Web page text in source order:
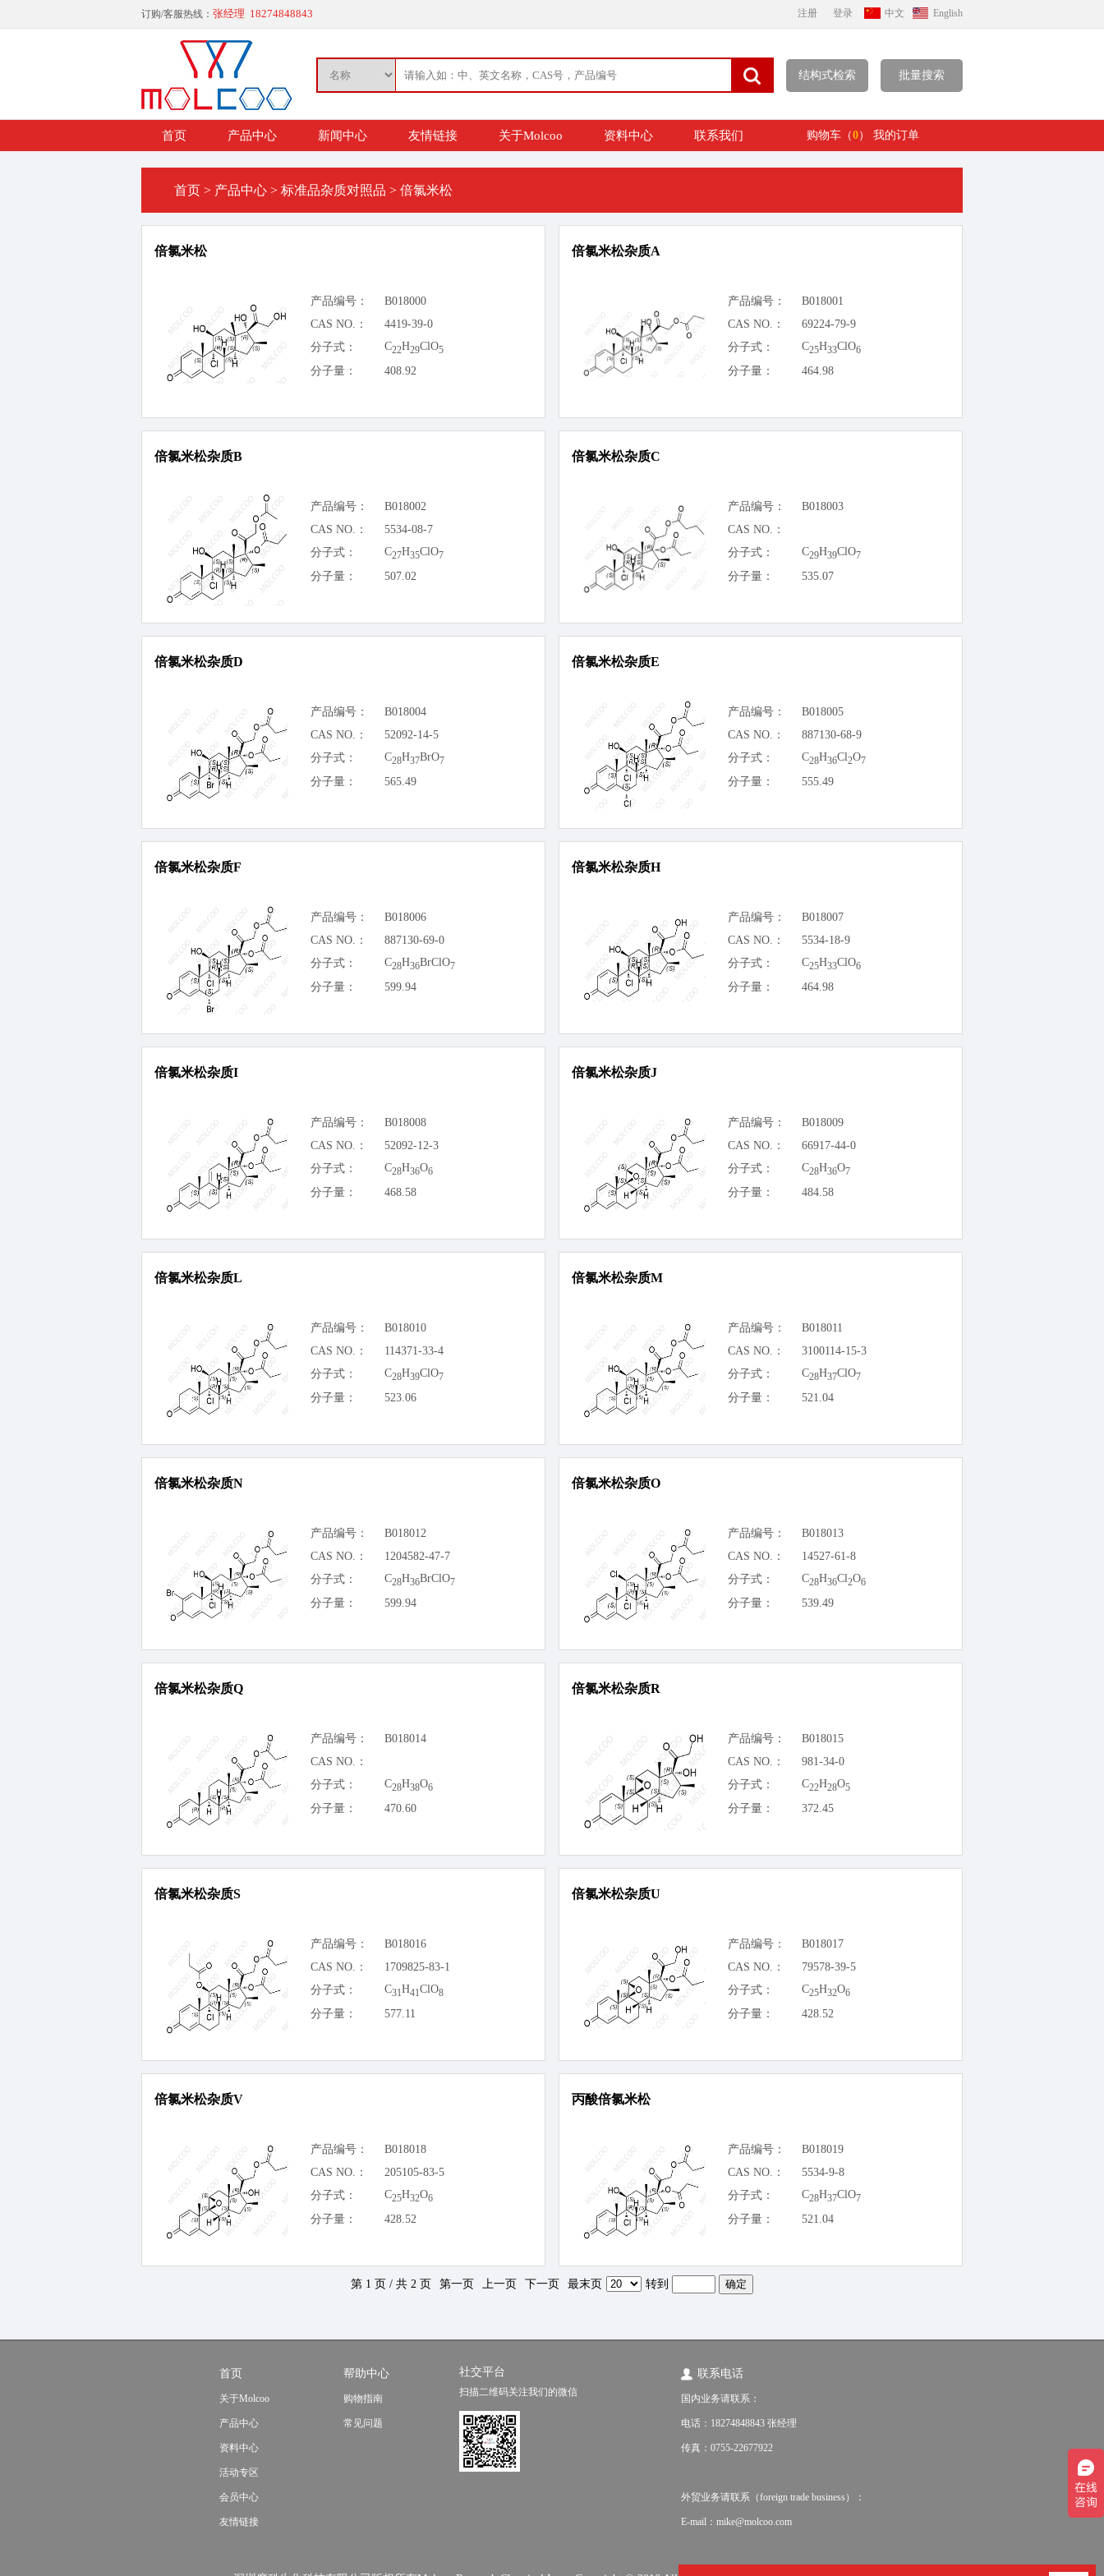
订购/客服热线： 张经理 18274848843 注册 登录 中文 English
结构式检索 批量搜索
首页 产品中心 新闻中心 友情链接 关于Molcoo 资料中心 联系我们 购物车（0） 我的订单
首页 > 产品中心 > 标准品杂质对照品 > 倍氯米松
倍氯米松
产品编号：
B018000
CAS NO.：
4419-39-0
分子式：
C22H29ClO5
分子量： 408.92
倍氯米松杂质A
产品编号：
B018001
CAS NO.：
69224-79-9
分子式：
C25H33ClO6
分子量： 464.98
倍氯米松杂质B
产品编号：
B018002
CAS NO.：
5534-08-7
分子式：
C27H35ClO7
分子量： 507.02
倍氯米松杂质C
产品编号：
B018003
CAS NO.：
分子式：
C29H39ClO7
分子量： 535.07
倍氯米松杂质D
产品编号：
B018004
CAS NO.：
52092-14-5
分子式：
C28H37BrO7
分子量： 565.49
倍氯米松杂质E
产品编号：
B018005
CAS NO.：
887130-68-9
分子式：
C28H36Cl2O7
分子量： 555.49
倍氯米松杂质F
产品编号：
B018006
CAS NO.：
887130-69-0
分子式：
C28H36BrClO7
分子量： 599.94
倍氯米松杂质H
产品编号：
B018007
CAS NO.：
5534-18-9
分子式：
C25H33ClO6
分子量： 464.98
倍氯米松杂质I
产品编号：
B018008
CAS NO.：
52092-12-3
分子式：
C28H36O6
分子量： 468.58
倍氯米松杂质J
产品编号：
B018009
CAS NO.：
66917-44-0
分子式：
C28H36O7
分子量： 484.58
倍氯米松杂质L
产品编号：
B018010
CAS NO.：
114371-33-4
分子式：
C28H39ClO7
分子量： 523.06
倍氯米松杂质M
产品编号：
B018011
CAS NO.：
3100114-15-3
分子式：
C28H37ClO7
分子量： 521.04
倍氯米松杂质N
产品编号：
B018012
CAS NO.：
1204582-47-7
分子式：
C28H36BrClO7
分子量： 599.94
倍氯米松杂质O
产品编号：
B018013
CAS NO.：
14527-61-8
分子式：
C28H36Cl2O6
分子量： 539.49
倍氯米松杂质Q
产品编号：
B018014
CAS NO.：
分子式：
C28H38O6
分子量： 470.60
倍氯米松杂质R
产品编号：
B018015
CAS NO.：
981-34-0
分子式：
C22H28O5
分子量： 372.45
倍氯米松杂质S
产品编号：
B018016
CAS NO.：
1709825-83-1
分子式：
C31H41ClO8
分子量： 577.11
倍氯米松杂质U
产品编号：
B018017
CAS NO.：
79578-39-5
分子式：
C25H32O6
分子量： 428.52
倍氯米松杂质V
产品编号：
B018018
CAS NO.：
205105-83-5
分子式：
C25H32O6
分子量： 428.52
丙酸倍氯米松
产品编号：
B018019
CAS NO.：
5534-9-8
分子式：
C28H37ClO7
分子量： 521.04
第 1 页 / 共 2 页 第一页 上一页 下一页 最末页 转到
首页
关于Molcoo
产品中心
资料中心
活动专区
会员中心
友情链接
帮助中心
购物指南
常见问题
社交平台
扫描二维码关注我们的微信
联系电话
国内业务请联系：
电话：18274848843 张经理
传真：0755-22677922
外贸业务请联系（foreign trade business）：
E-mail：mike@molcoo.com